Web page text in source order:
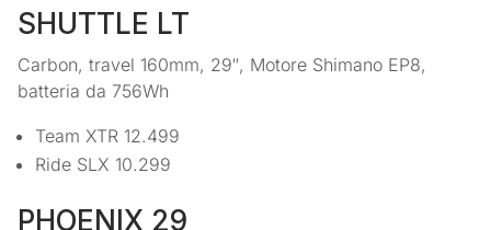
SHUTTLE LT
Carbon, travel 160mm, 29″, Motore Shimano EP8,
batteria da 756Wh
Team XTR 12.499
Ride SLX 10.299
PHOENIX 29